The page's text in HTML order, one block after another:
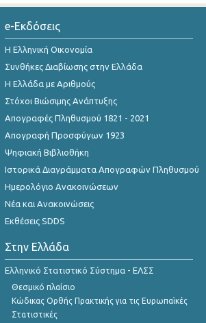
e-Εκδόσεις
Η Ελληνική Οικονομία
Συνθήκες Διαβίωσης στην Ελλάδα
Η Ελλάδα με Αριθμούς
Στόχοι Βιώσιμης Ανάπτυξης
Απογραφές Πληθυσμού 1821 - 2021
Απογραφή Προσφύγων 1923
Ψηφιακή Βιβλιοθήκη
Ιστορικά Διαγράμματα Απογραφών Πληθυσμού
Ημερολόγιο Ανακοινώσεων
Νέα και Ανακοινώσεις
Εκθέσεις SDDS
Στην Ελλάδα
Ελληνικό Στατιστικό Σύστημα - ΕΛΣΣ
Θεσμικό πλαίσιο
Κώδικας Ορθής Πρακτικής για τις Ευρωπαϊκές
Στατιστικές